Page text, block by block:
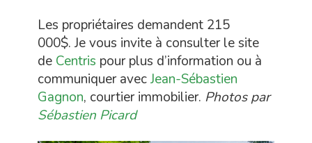
Les propriétaires demandent 215
000$. Je vous invite à consulter le site
de Centris pour plus d’information ou à
communiquer avecJean-Sébastien
Gagnon, courtier immobilier. Photos par
Sébastien Picard